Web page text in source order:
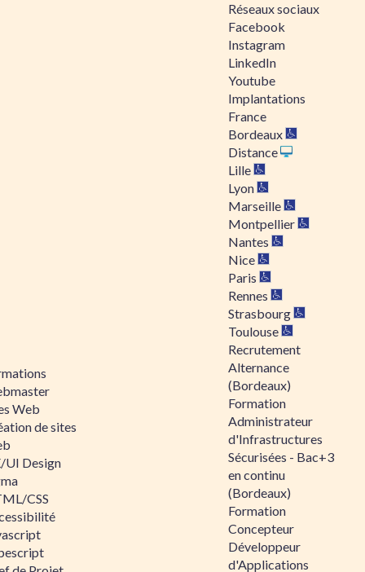
Web
de sites
UI Design
CSS
Réseaux sociaux
Facebook
Instagram
LinkedIn
Youtube
Implantations
France
Bordeaux
Distance
Lille
Lyon
Marseille
Montpellier
Nantes
Nice
Paris
Rennes
Strasbourg
Toulouse
Recrutement
Alternance
(Bordeaux)
Formation
Administrateur
d'Infrastructures
Sécurisées - Bac+3
en continu
(Bordeaux)
Formation
Concepteur
Développeur
d'Applications